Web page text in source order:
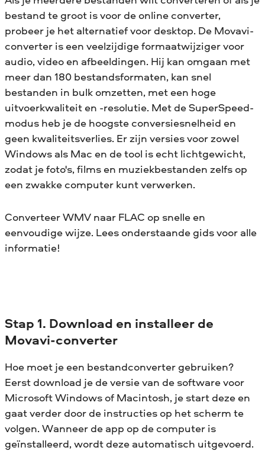
bestand te groot is voor de online converter,
probeer je het alternatief voor desktop. De Movavi-
converter is een veelzijdige formaatwijziger voor
audio, video en afbeeldingen. Hij kan omgaan met
meer dan 180 bestandsformaten, kan snel
bestanden in bulk omzetten, met een hoge
uitvoerkwaliteit en -resolutie. Met de SuperSpeed-
modus heb je de hoogste conversiesnelheid en
geen kwaliteitsverlies. Er zijn versies voor zowel
Windows als Mac en de tool is echt lichtgewicht,
zodat je foto's, films en muziekbestanden zelfs op
een zwakke computer kunt verwerken.
Converteer WMV naar FLAC op snelle en
eenvoudige wijze. Lees onderstaande gids voor alle
informatie!
Stap 1. Download en installeer de
Movavi-converter
Hoe moet je een bestandconverter gebruiken?
Eerst download je de versie van de software voor
Microsoft Windows of Macintosh, je start deze en
gaat verder door de instructies op het scherm te
volgen. Wanneer de app op de computer is
geïnstalleerd, wordt deze automatisch uitgevoerd.